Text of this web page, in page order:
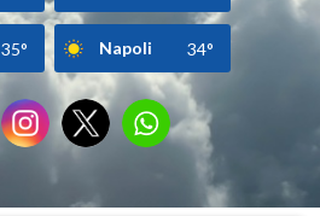
35° Napoli 34°